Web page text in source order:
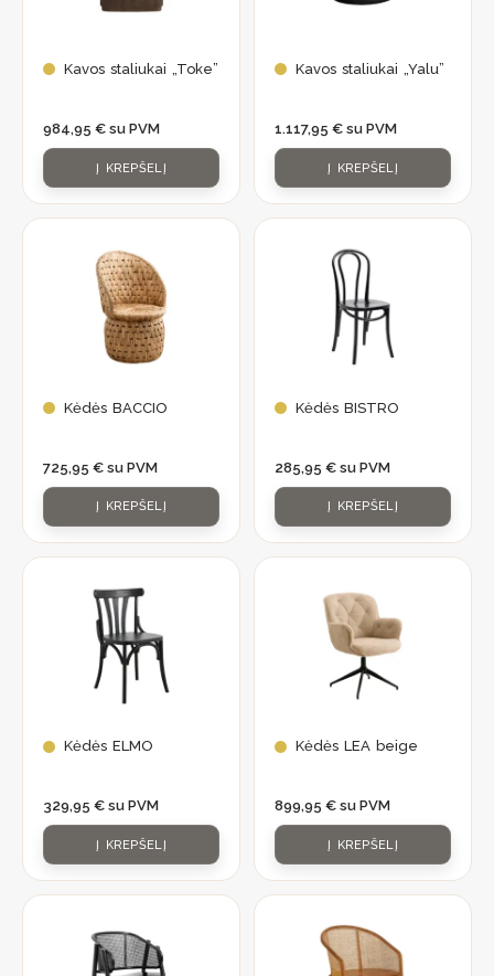
Kavos staliukai „Toke”
984,95 € su PVM
Į KREPŠELĮ
Kavos staliukai „Yalu”
1.117,95 € su PVM
Į KREPŠELĮ
Kėdės BACCIO
725,95 € su PVM
Į KREPŠELĮ
Kėdės BISTRO
285,95 € su PVM
Į KREPŠELĮ
Kėdės ELMO
329,95 € su PVM
Į KREPŠELĮ
Kėdės LEA beige
899,95 € su PVM
Į KREPŠELĮ